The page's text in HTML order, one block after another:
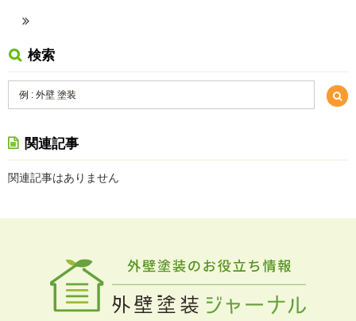
検索
関連記事
関連記事はありません